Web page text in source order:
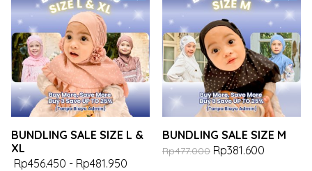
BUNDLING SALE SIZE L &
XL
Rp456.450 - Rp481.950
BUNDLING SALE SIZE M
Rp477.000 Rp381.600